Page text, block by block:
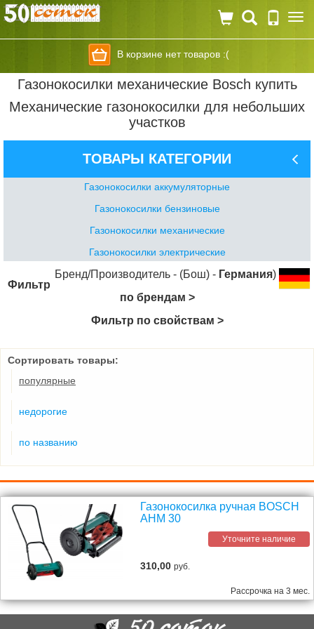
В корзине нет товаров :(
Газонокосилки механические Bosch купить
Механические газонокосилки для небольших
участков
ТОВАРЫ КАТЕГОРИИ
Газонокосилки аккумуляторные
Газонокосилки бензиновые
Газонокосилки механические
Газонокосилки электрические
Бренд/Производитель - (Бош) - Германия)
Фильтр
по брендам >
Фильтр по свойствам >
Сортировать товары:
популярные
недорогие
по названию
Газонокосилка ручная BOSCH
AHM 30
Уточните наличие
310,00руб.
Рассрочка на 3 мес.